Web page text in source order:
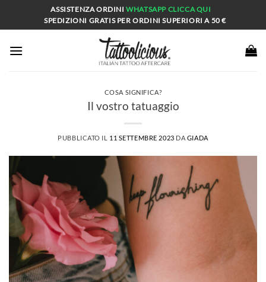
ASSISTENZA ORDINIWHATSAPP CLICCA QUI
SPEDIZIONI GRATIS PER ORDINI SUPERIORI A 50 €
COSA SIGNIFICA?
Il vostro tatuaggio
PUBBLICATO IL 11 SETTEMBRE 2023 DA GIADA